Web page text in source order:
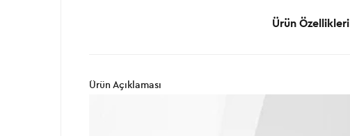
Ürün Özellikleri
Ürün Açıklaması